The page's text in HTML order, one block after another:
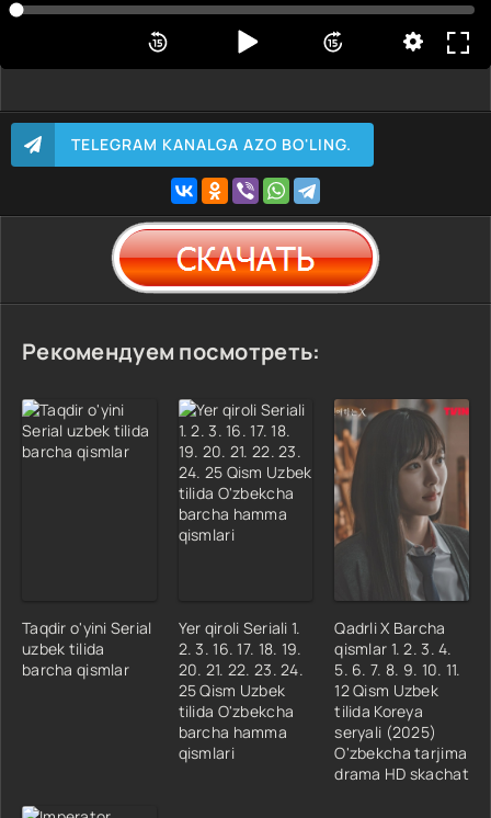
TELEGRAM KANALGA AZO BO'LING.
Рекомендуем посмотреть:
Taqdir o'yini Serial
uzbek tilida
barcha qismlar
Yer qiroli Seriali 1.
2. 3. 16. 17. 18. 19.
20. 21. 22. 23. 24.
25 Qism Uzbek
tilida O'zbekcha
barcha hamma
qismlari
Qadrli X Barcha
qismlar 1. 2. 3. 4.
5. 6. 7. 8. 9. 10. 11.
12 Qism Uzbek
tilida Koreya
seryali (2025)
O'zbekcha tarjima
drama HD skachat